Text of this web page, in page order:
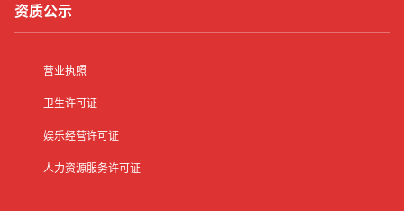
资质公示
营业执照
卫生许可证
娱乐经营许可证
人力资源服务许可证